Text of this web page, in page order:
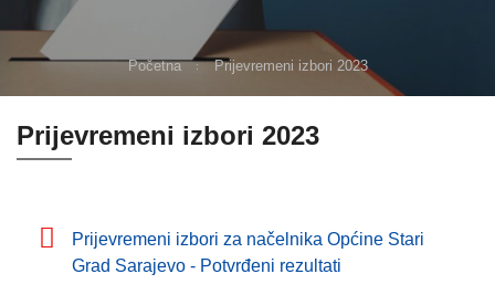
Početna Prijevremeni izbori 2023
Prijevremeni izbori 2023
Prijevremeni izbori za načelnika Općine Stari
Grad Sarajevo - Potvrđeni rezultati